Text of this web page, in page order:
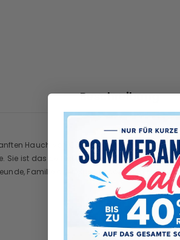
Beschreibung
Hauch von Charme und Wärme. Mit
Sie ist das perfekte Geschenk für jeden
Familie oder einen besonderen